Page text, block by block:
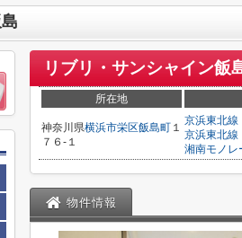
リブリ・サンシャイン飯
所在地
神奈川県横浜市栄区飯島町 １
７６-１
京浜東北線
京浜東北線
湘南モノレ
物件情報